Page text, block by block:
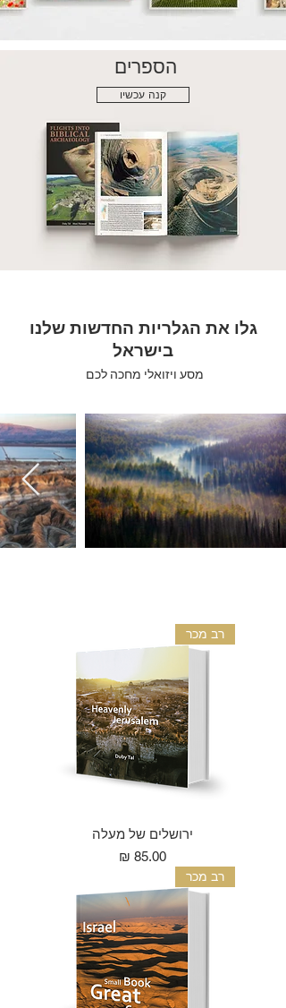
הספרים
קנה עכשיו
גלו את הגלריות החדשות שלנו
בישראל
מסע ויזואלי מחכה לכם
רב מכר
ירושלים של מעלה
מחיר
רב מכר